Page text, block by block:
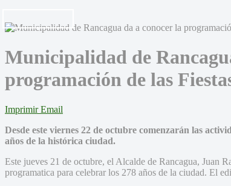
Municipalidad de
programación de las
Imprimir Email
Desde este viernes 22 de octubre comenzarán las
años de la histórica ciudad.
Este jueves 21 de octubre, el Alcalde de Rancagua, Juan
programatica para celebrar los 278 años de la ciudad. El